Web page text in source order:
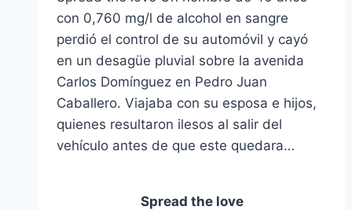
con 0,760 mg/l de alcohol en sangre
perdió el control de su automóvil y cayó
en un desagüe pluvial sobre la avenida
Carlos Domínguez en Pedro Juan
Caballero. Viajaba con su esposa e hijos,
quienes resultaron ilesos al salir del
vehículo antes de que este quedara…
Spread the love